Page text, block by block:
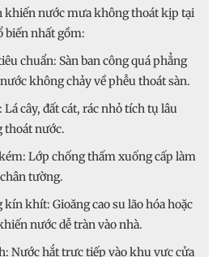
khiến nước mưa không thoát kịp tại
biến nhất gồm:
chuẩn: Sàn ban công quá phẳng
không chảy về phễu thoát sàn.
cây, đất cát, rác nhỏ tích tụ lâu
thoát nước.
Lớp chống thấm xuống cấp làm
tường.
khít: Gioăng cao su lão hóa hoặc
nước dễ tràn vào nhà.
Nước hắt trực tiếp vào khu vực cửa